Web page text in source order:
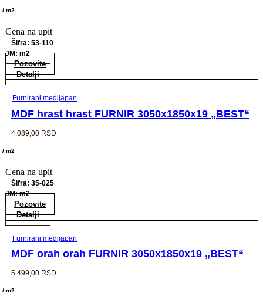
/ m2
Cena na upit
Šifra: 53-110
JM: m2
Pozovite
Detalji
Furnirani medijapan
MDF hrast hrast FURNIR 3050x1850x19 „BEST“
4.089,00 RSD
/ m2
Cena na upit
Šifra: 35-025
JM: m2
Pozovite
Detalji
Furnirani medijapan
MDF orah orah FURNIR 3050x1850x19 „BEST“
5.499,00 RSD
/ m2